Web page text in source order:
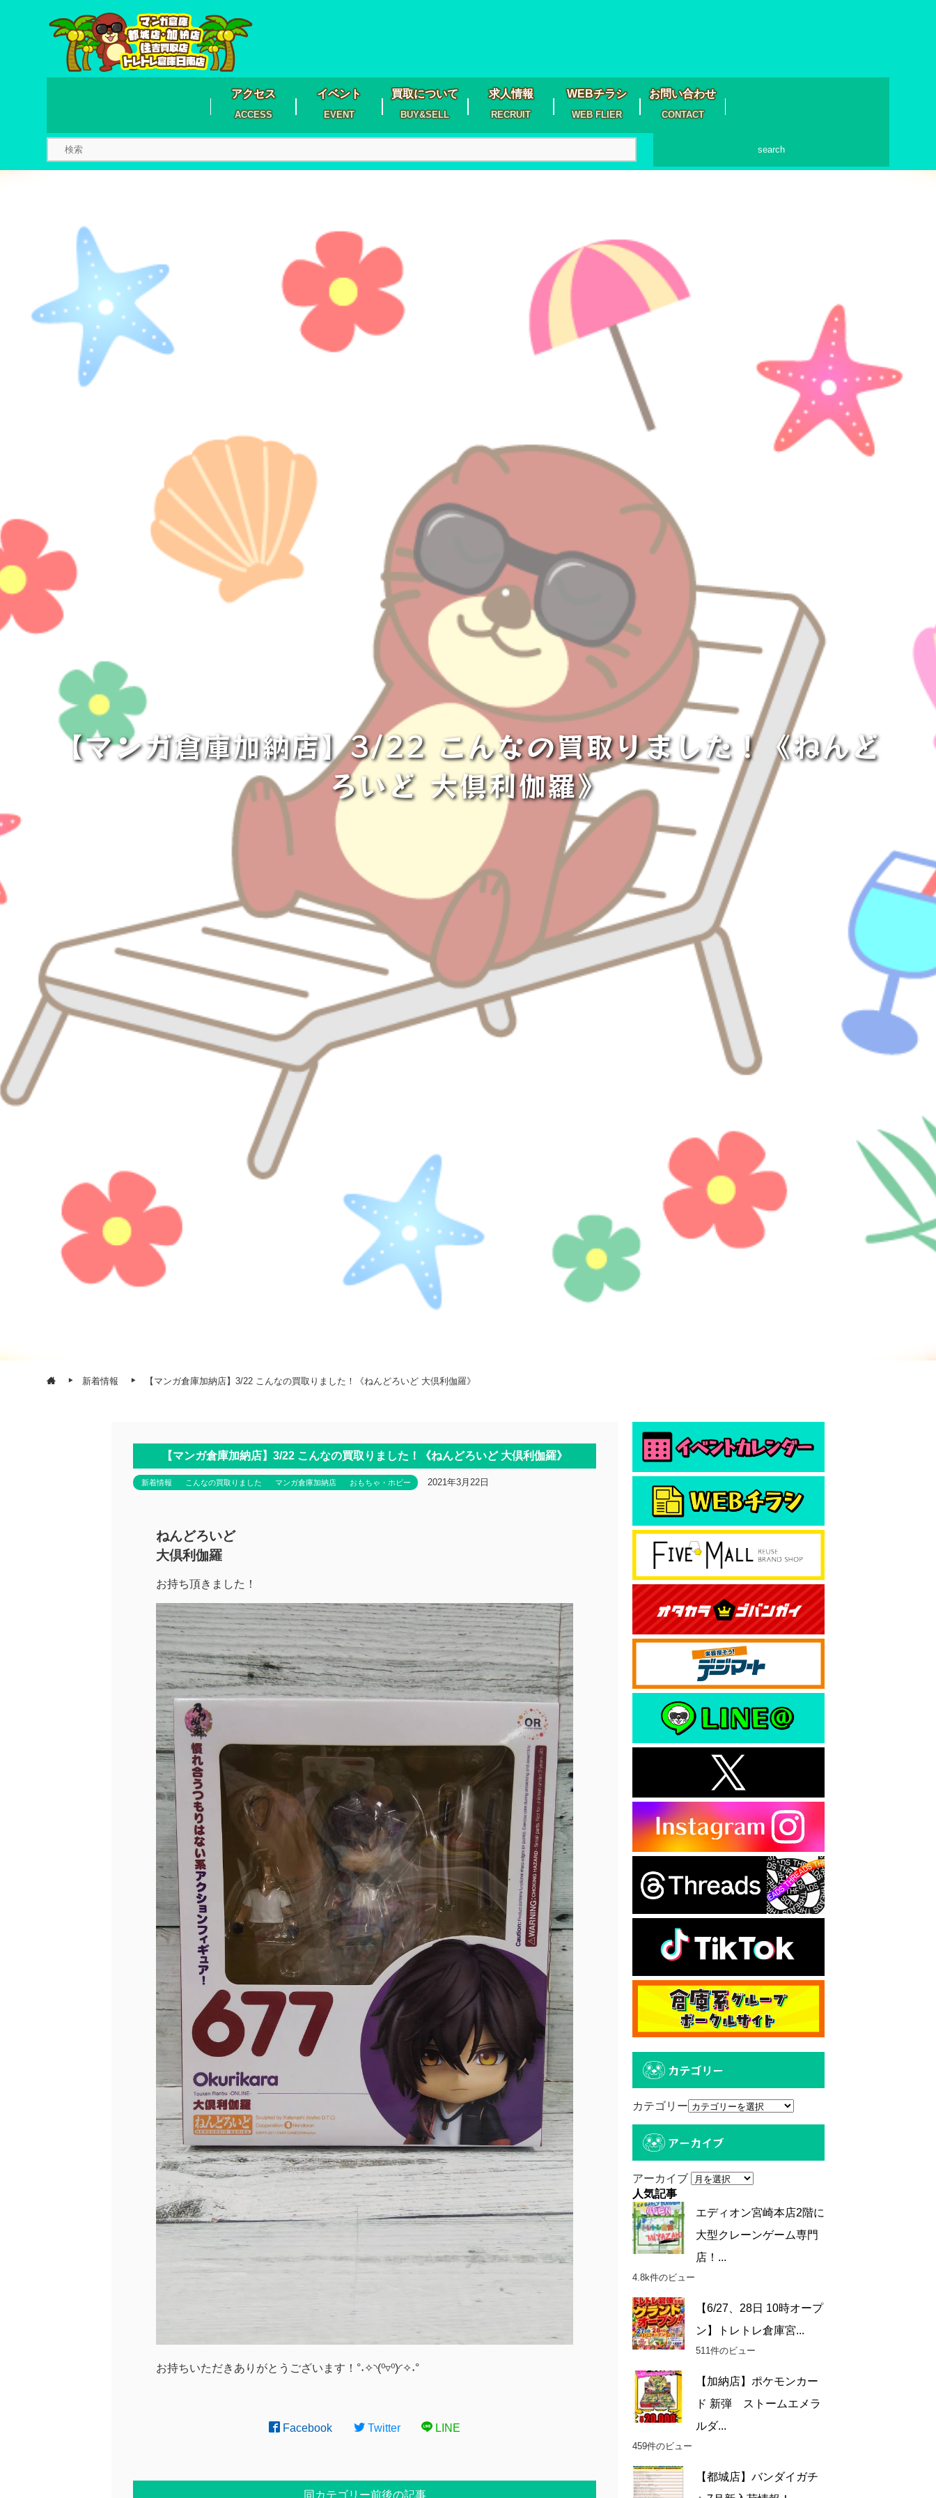
アクセス
ACCESS
イベント
EVENT
買取について
BUY&SELL
求人情報
RECRUIT
WEBチラシ
WEB FLIER
お問い合わせ
CONTACT
search
【マンガ倉庫加納店】3/22 こんなの買取りました！《ねんど
ろいど 大倶利伽羅》
新着情報 【マンガ倉庫加納店】3/22 こんなの買取りました！《ねんどろいど 大倶利伽羅》
【マンガ倉庫加納店】3/22 こんなの買取りました！《ねんどろいど 大倶利伽羅》
新着情報 こんなの買取りました マンガ倉庫加納店 おもちゃ・ホビー 2021年3月22日
ねんどろいど
大倶利伽羅
お持ち頂きました！
お持ちいただきありがとうございます！°˖✧◝(⁰▿⁰)◜✧˖°
Facebook Twitter LINE
同カテゴリー前後の記事
カテゴリー
カテゴリー
アーカイブ
アーカイブ
人気記事
エディオン宮崎本店2階に
大型クレーンゲーム専門
店！...
4.8k件のビュー
【6/27、28日 10時オープ
ン】トレトレ倉庫宮...
511件のビュー
【加納店】ポケモンカー
ド 新弾 ストームエメラ
ルダ...
459件のビュー
【都城店】バンダイガチ